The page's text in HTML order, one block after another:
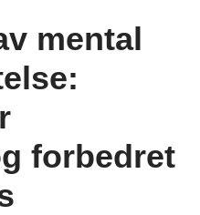
mental
forbedret